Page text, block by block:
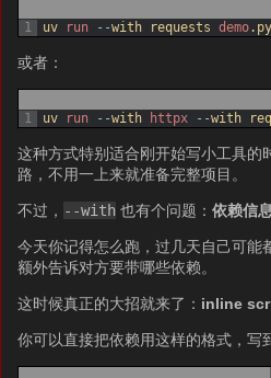
1
uv run --with requests demo.py
或者：
1
uv run --with httpx --with
这种方式特别适合刚开始写小工具的
路，不用一上来就准备完整项目。
不过， --with 也有个问题：依赖信
今天你记得怎么跑，过几天自己可能
额外告诉对方要带哪些依赖。
这时候真正的大招就来了： inline
你可以直接把依赖用这样的格式，写